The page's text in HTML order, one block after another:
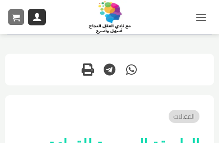
المقالات